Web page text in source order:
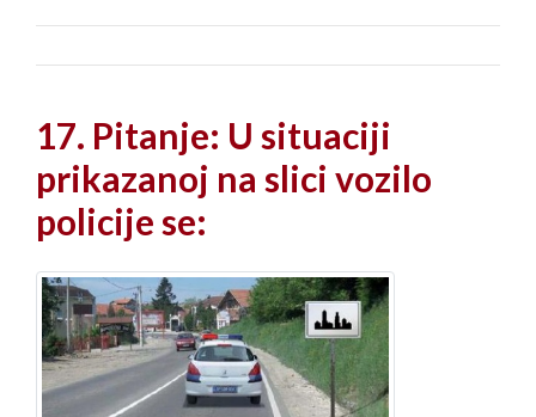
17. Pitanje: U situaciji
prikazanoj na slici vozilo
policije se: